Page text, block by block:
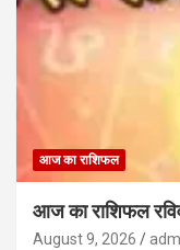
आज का राशिफल
आज का राशिफल
August 9, 2026